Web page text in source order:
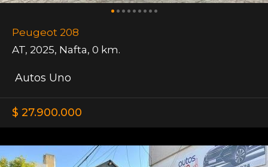
Peugeot 208
AT, 2025, Nafta, 0 km.
Autos Uno
$ 27.900.000